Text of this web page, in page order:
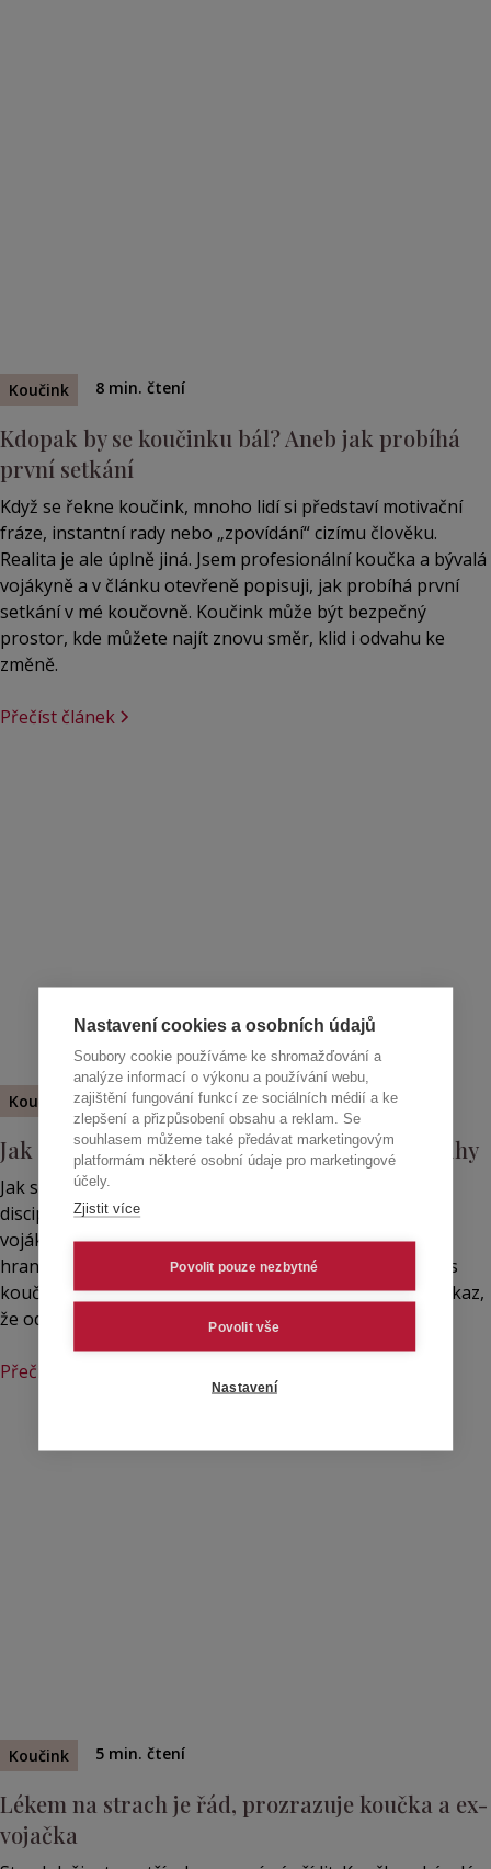
Nastavení cookies a osobních údajů
Soubory cookie používáme ke shromažďování a
analýze informací o výkonu a používání webu,
zajištění fungování funkcí ze sociálních médií a ke
zlepšení a přizpůsobení obsahu a reklam. Se
souhlasem můžeme také předávat marketingovým
platformám některé osobní údaje pro marketingové
účely.
Zjistit více
Povolit pouze nezbytné
Povolit vše
Nastavení
Koučink 8 min. čtení
Kdopak by se koučinku bál? Aneb jak probíhá
první setkání
Když se řekne koučink, mnoho lidí si představí motivační
fráze, instantní rady nebo „zpovídání“ cizímu člověku.
Realita je ale úplně jiná. Jsem profesionální koučka a bývalá
vojákyně a v článku otevřeně popisuji, jak probíhá první
setkání v mé koučovně. Koučink může být bezpečný
prostor, kde můžete najít znovu směr, klid i odvahu ke
změně.
Přečíst článek
Koučink 5 min. čtení
Jak se rodí průvodce: příběh koučky a její knihy
Jak se rodí průvodce? V jejím příběhu se propojuje svět
disciplíny a služby s jemností intuice a empatie. Bývalá
vojákyně, dnes koučka, která se naučila držet pevné
hranice i otevřené srdce. Sdílí cestu od prvního setkání s
koučinkem až po vznik knihy o sebekoučinku – jako důkaz,
že odvaha ke změně dozrává v každém z nás.
Přečíst článek
Koučink 5 min. čtení
Lékem na strach je řád, prozrazuje koučka a ex-
vojačka